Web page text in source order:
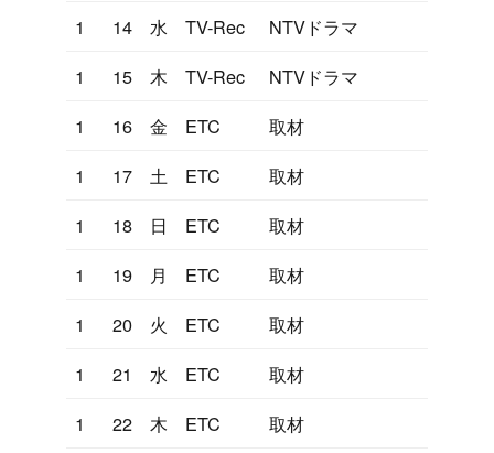
1
14 水 TV-Rec
NTVドラマ
1
15 木 TV-Rec
NTVドラマ
1
16 金 ETC
取材
1
17 土 ETC
取材
1
18 日 ETC
取材
1
19 月 ETC
取材
1
20 火 ETC
取材
1
21 水 ETC
取材
1
22 木 ETC
取材